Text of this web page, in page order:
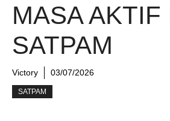
MASA AKTIF
SATPAM
Victory 03/07/2026
SATPAM